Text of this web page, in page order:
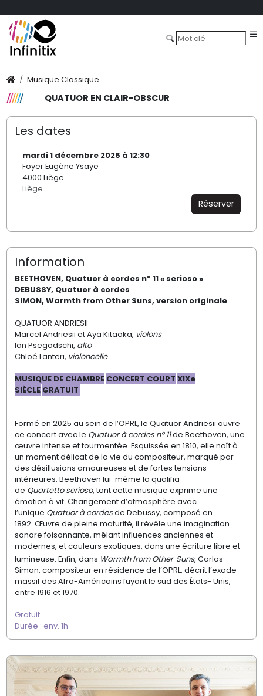
Musique Classique
QUATUOR EN CLAIR-OBSCUR
Les dates
mardi 1 décembre 2026 à 12:30
Foyer Eugène Ysaÿe
4000 Liège
Liège
Réserver
Information
BEETHOVEN, Quatuor à cordes nº 11« serioso»
DEBUSSY, Quatuorà cordes
SIMON, Warmth from Other Suns, version originale
QUATUOR ANDRIESII
Marcel Andriesii et Aya Kitaoka, violons
Ian Psegodschi, alto
Chloé Lanteri, violoncelle
MUSIQUE DE CHAMBRE CONCERT COURT XIXe
SIÈCLE GRATUIT
Formé en 2025 au sein de l’OPRL, le QuatuorAndriesii ouvre
ce concert avec le Quatuor à cordes nº 11de Beethoven, une
œuvre intense et tourmentée. Esquissée en 1810, elle naîtà
un moment délicat de la vie du compositeur, marqué par
des désillusions amoureuses et de fortes tensions
intérieures. Beethoven lui-même la qualifia
de Quartettoserioso, tant cette musique exprime une
émotion à vif. Changement d’atmosphère avec
l’unique Quatuor à cordesde Debussy, composé en
1892. Œuvre de pleine maturité, il révèle une imagination
sonore foisonnante, mêlantinfluences anciennes et
modernes, etcouleurs exotiques, dans une écriture libre et
lumineuse. Enfin, dans Warmth from Other Suns, Carlos
Simon, compositeuren résidence de l’OPRL, décrit l’exode
massifdes Afro-Américains fuyant le sud des États- Unis,
entre 1916 et 1970.
Gratuit
Durée : env. 1h